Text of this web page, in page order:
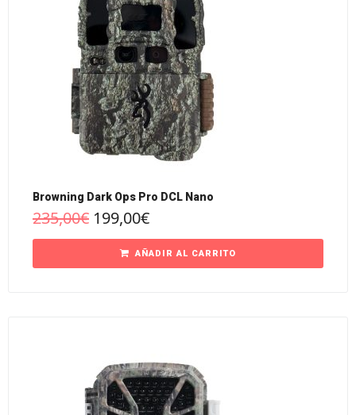
Browning Dark Ops Pro DCL Nano
235,00€ 199,00€
AÑADIR AL CARRITO